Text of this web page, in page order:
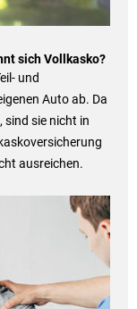
sich Vollkasko?
und
Auto ab. Da
sind sie nicht in
ausreichen.